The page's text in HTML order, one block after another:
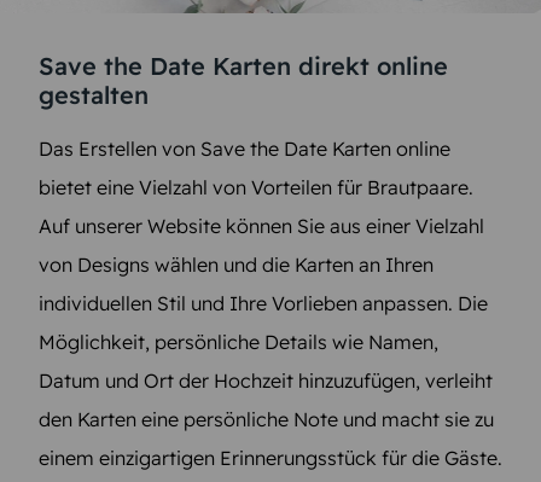
Save the Date Karten direkt online
gestalten
Das Erstellen von Save the Date Karten online
bietet eine Vielzahl von Vorteilen für Brautpaare.
Auf unserer Website können Sie aus einer Vielzahl
von Designs wählen und die Karten an Ihren
individuellen Stil und Ihre Vorlieben anpassen. Die
Möglichkeit, persönliche Details wie Namen,
Datum und Ort der Hochzeit hinzuzufügen, verleiht
den Karten eine persönliche Note und macht sie zu
einem einzigartigen Erinnerungsstück für die Gäste.